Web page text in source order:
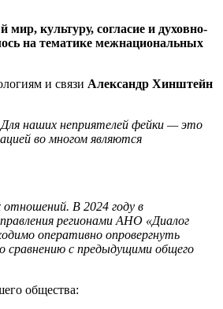
культуру, согласие и духовно-
на тематике межнациональных
и связи Александр Хинштейн
наших неприятелей фейки — это
во многом являются
В 2024 году в
регионами АНО «Диалог
оперативно опровергнуть
сравнению с предыдущими общего
общества: